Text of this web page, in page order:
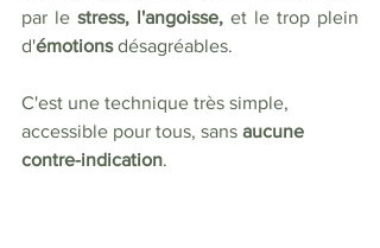
par le stress, l'angoisse, et le trop plein
d'émotions désagréables.
C'est une technique très simple,
accessible pour tous, sans aucune
contre-indication.